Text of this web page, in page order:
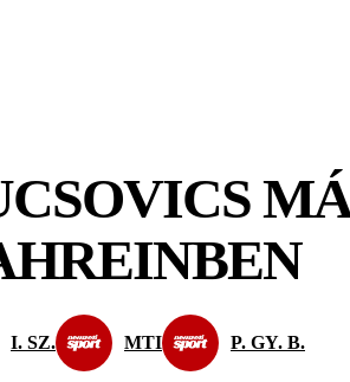
I. SZ. MTI P. GY. B.